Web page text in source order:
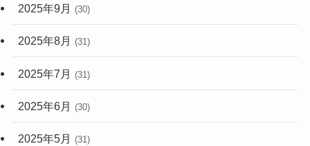
2025年9月 (30)
2025年8月 (31)
2025年7月 (31)
2025年6月 (30)
2025年5月 (31)